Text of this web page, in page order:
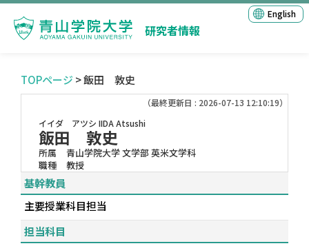
研究者情報
English
TOPページ > 飯田 敦史
（最終更新日 : 2026-07-13 12:10:19）
イイダ アツシ IIDA Atsushi
飯田 敦史
所属
青山学院大学 文学部 英米文学科
職種
教授
基幹教員
主要授業科目担当
担当科目